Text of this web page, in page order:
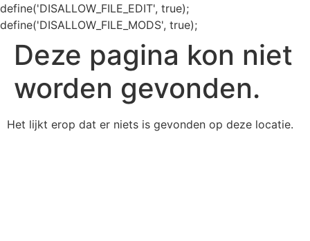
define('DISALLOW_FILE_EDIT', true);
define('DISALLOW_FILE_MODS', true);
Deze pagina kon niet
worden gevonden.
Het lijkt erop dat er niets is gevonden op deze locatie.